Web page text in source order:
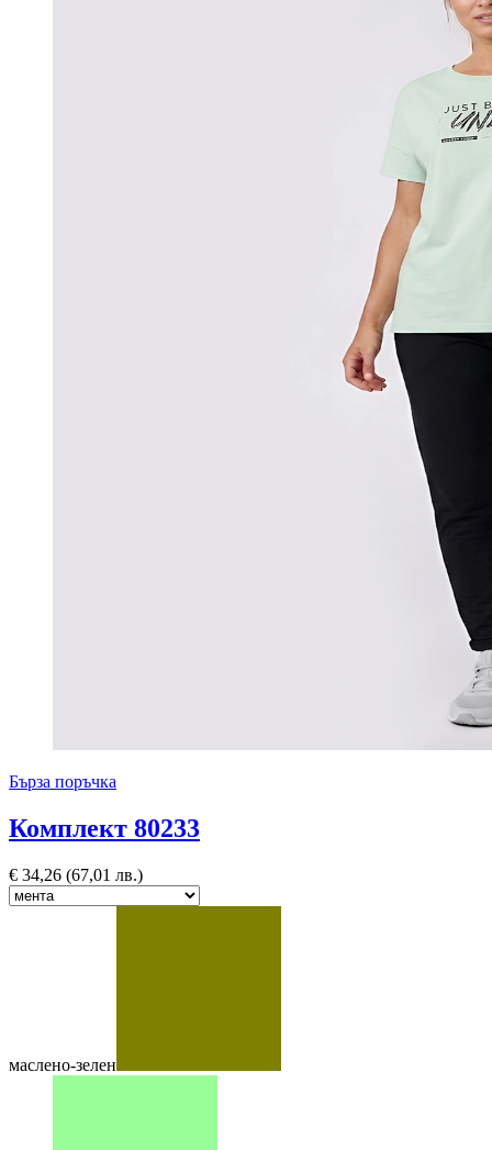
Бърза поръчка
Комплект 80233
€ 34,26 (67,01 лв.)
маслено-зелен